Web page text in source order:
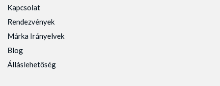
Kapcsolat
Rendezvények
Márka Irányelvek
Blog
Álláslehetőség